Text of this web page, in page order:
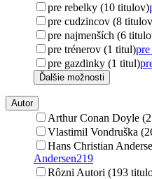
pre rebelky (10 titulov)
pre cudzincov (8
pre najmenších (6
pre trénerov (1 titul)
pre gazdinky (1 titul)
Ďalšie možnosti
Autor
Arthur Conan Doyle
Vlastimil Vondruška
Hans Christian
Andersen219
Rôzni Autori (193